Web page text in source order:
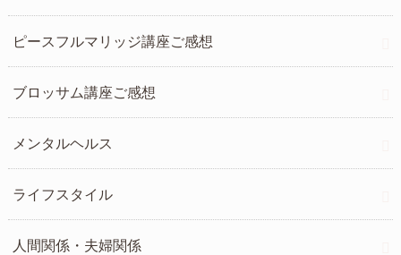
ピースフルマリッジ講座ご感想
ブロッサム講座ご感想
メンタルヘルス
ライフスタイル
人間関係・夫婦関係